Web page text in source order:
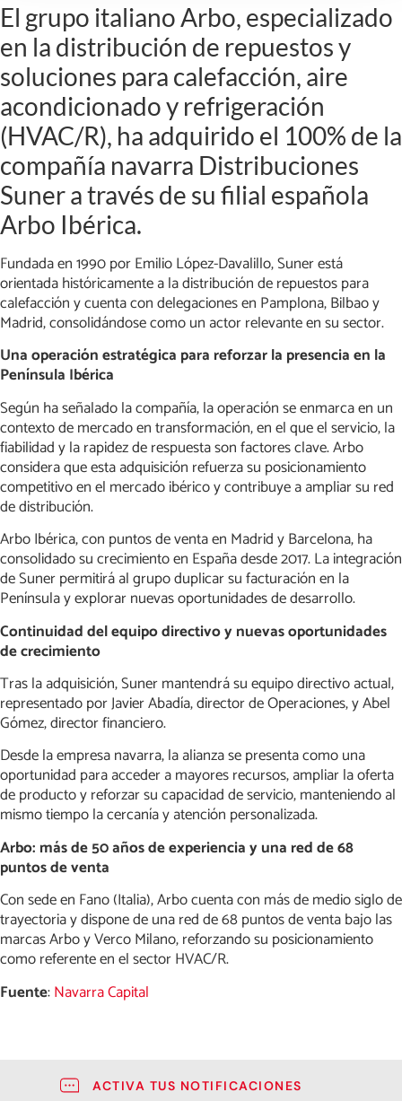
El grupo italiano Arbo, especializado
en la distribución de repuestos y
soluciones para calefacción, aire
acondicionado y refrigeración
(HVAC/R), ha adquirido el 100% de la
compañía navarra Distribuciones
Suner a través de su filial española
Arbo Ibérica.
Fundada en 1990 por Emilio López-Davalillo, Suner está
orientada históricamente a la distribución de repuestos para
calefacción y cuenta con delegaciones en Pamplona, Bilbao y
Madrid, consolidándose como un actor relevante en su sector.
Una operación estratégica para reforzar la presencia en la
Península Ibérica
Según ha señalado la compañía, la operación se enmarca en un
contexto de mercado en transformación, en el que el servicio, la
fiabilidad y la rapidez de respuesta son factores clave. Arbo
considera que esta adquisición refuerza su posicionamiento
competitivo en el mercado ibérico y contribuye a ampliar su red
de distribución.
Arbo Ibérica, con puntos de venta en Madrid y Barcelona, ha
consolidado su crecimiento en España desde 2017. La integración
de Suner permitirá al grupo duplicar su facturación en la
Península y explorar nuevas oportunidades de desarrollo.
Continuidad del equipo directivo y nuevas oportunidades
de crecimiento
Tras la adquisición, Suner mantendrá su equipo directivo actual,
representado por Javier Abadía, director de Operaciones, y Abel
Gómez, director financiero.
Desde la empresa navarra, la alianza se presenta como una
oportunidad para acceder a mayores recursos, ampliar la oferta
de producto y reforzar su capacidad de servicio, manteniendo al
mismo tiempo la cercanía y atención personalizada.
Arbo: más de 50 años de experiencia y una red de 68
puntos de venta
Con sede en Fano (Italia), Arbo cuenta con más de medio siglo de
trayectoria y dispone de una red de 68 puntos de venta bajo las
marcas Arbo y Verco Milano, reforzando su posicionamiento
como referente en el sector HVAC/R.
Fuente:Navarra Capital
ACTIVA TUS NOTIFICACIONES